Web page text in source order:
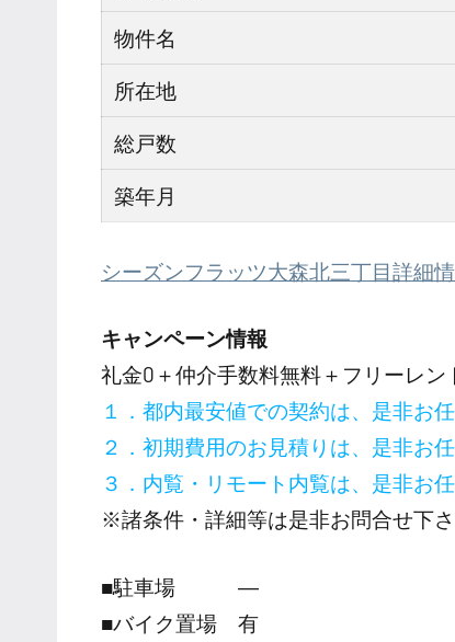
物件名
所在地
総戸数
築年月
シーズンフラッツ大森北三丁目詳細
キャンペーン情報
礼金0 ＋仲介手数料無料＋ フリーレン
１．都内最安値での契約は、是非お任
２．初期費用のお見積りは、是非お任
３．内覧・リモート内覧は、是非お任
※諸条件・詳細等は是非お問合せ下さ
■駐車場 ―
■バイク置場 有